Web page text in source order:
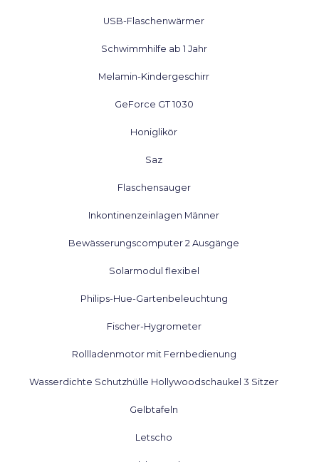
USB-Flaschenwärmer
Schwimmhilfe ab 1 Jahr
Melamin-Kindergeschirr
GeForce GT 1030
Honiglikör
Saz
Flaschensauger
Inkontinenzeinlagen Männer
Bewässerungscomputer 2 Ausgänge
Solarmodul flexibel
Philips-Hue-Gartenbeleuchtung
Fischer-Hygrometer
Rollladenmotor mit Fernbedienung
Wasserdichte Schutzhülle Hollywoodschaukel 3 Sitzer
Gelbtafeln
Letscho